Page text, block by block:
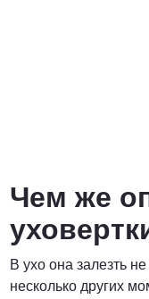
Чем же
В ухо она залезть
несколько других